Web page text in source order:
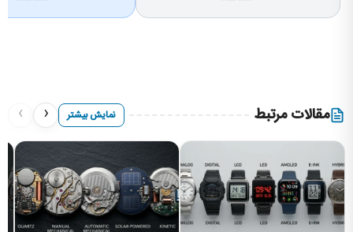
مقالات مرتبط نمایش بیشتر ‹
›